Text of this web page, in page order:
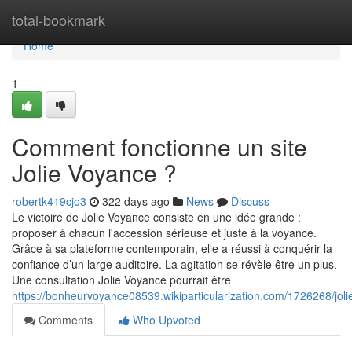
total-bookmark
Home
Home
1
Comment fonctionne un site
Jolie Voyance ?
robertk419cjo3 322 days ago News
Discuss
Le victoire de Jolie Voyance consiste en une idée grande :
proposer à chacun l'accession sérieuse et juste à la voyance.
Grâce à sa plateforme contemporain, elle a réussi à conquérir la
confiance d’un large auditoire. La agitation se révèle être un plus.
Une consultation Jolie Voyance pourrait être
https://bonheurvoyance08539.wikiparticularization.com/1726268/
Comments
Who Upvoted